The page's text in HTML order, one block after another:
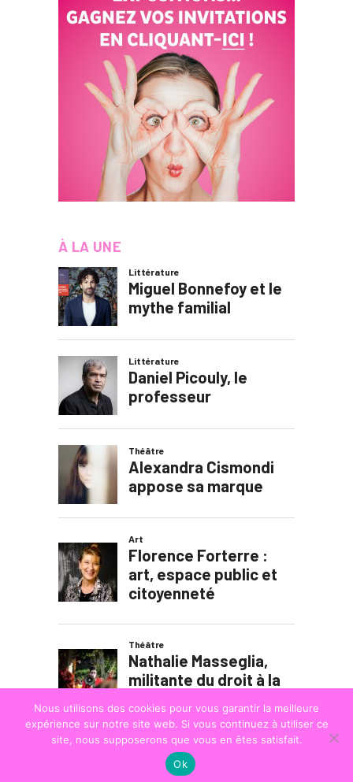
À LA UNE
© COPYRIGHTLA STRADA
Nous utilisons des cookies pour vous garantir la meilleure
expérience sur notre site web. Si vous continuez à utiliser ce
site, nous supposerons que vous en êtes satisfait.
Ok